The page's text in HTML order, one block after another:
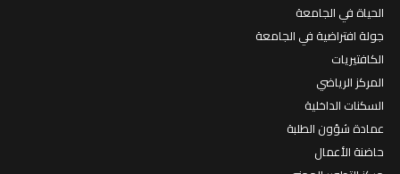
الحياة في الجامعة
جولة افتراضية في الجامعة
الكافتيريات
المركز الرياضي
السكنات الداخلية
عمادة شؤون الطلبة
حاضنة الأعمال